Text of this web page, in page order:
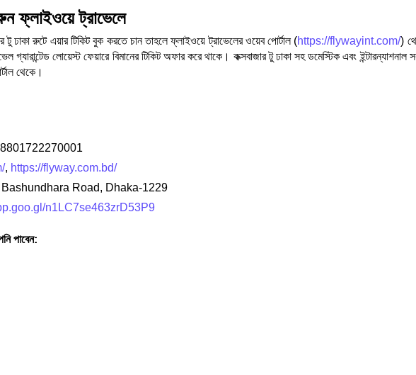
ফ্লাইওয়ে ট্রাভেলে
টু ঢাকা রুটে এয়ার টিকিট বুক করতে চান তাহলে ফ্লাইওয়ে ট্রাভেলের ওয়েব পোর্টাল (https://flywayint.com/)
গ্যারান্টেড লোয়েস্ট ফেয়ারে বিমানের টিকিট অফার করে থাকে। কক্সবাজার টু ঢাকা সহ ডমেস্টিক এবং ইন্টারন্যাশনাল
থেকে।
, https://flyway.com.bd/
Bashundhara Road, Dhaka-1229
n1LC7se463zrD53P9
পাবেন: